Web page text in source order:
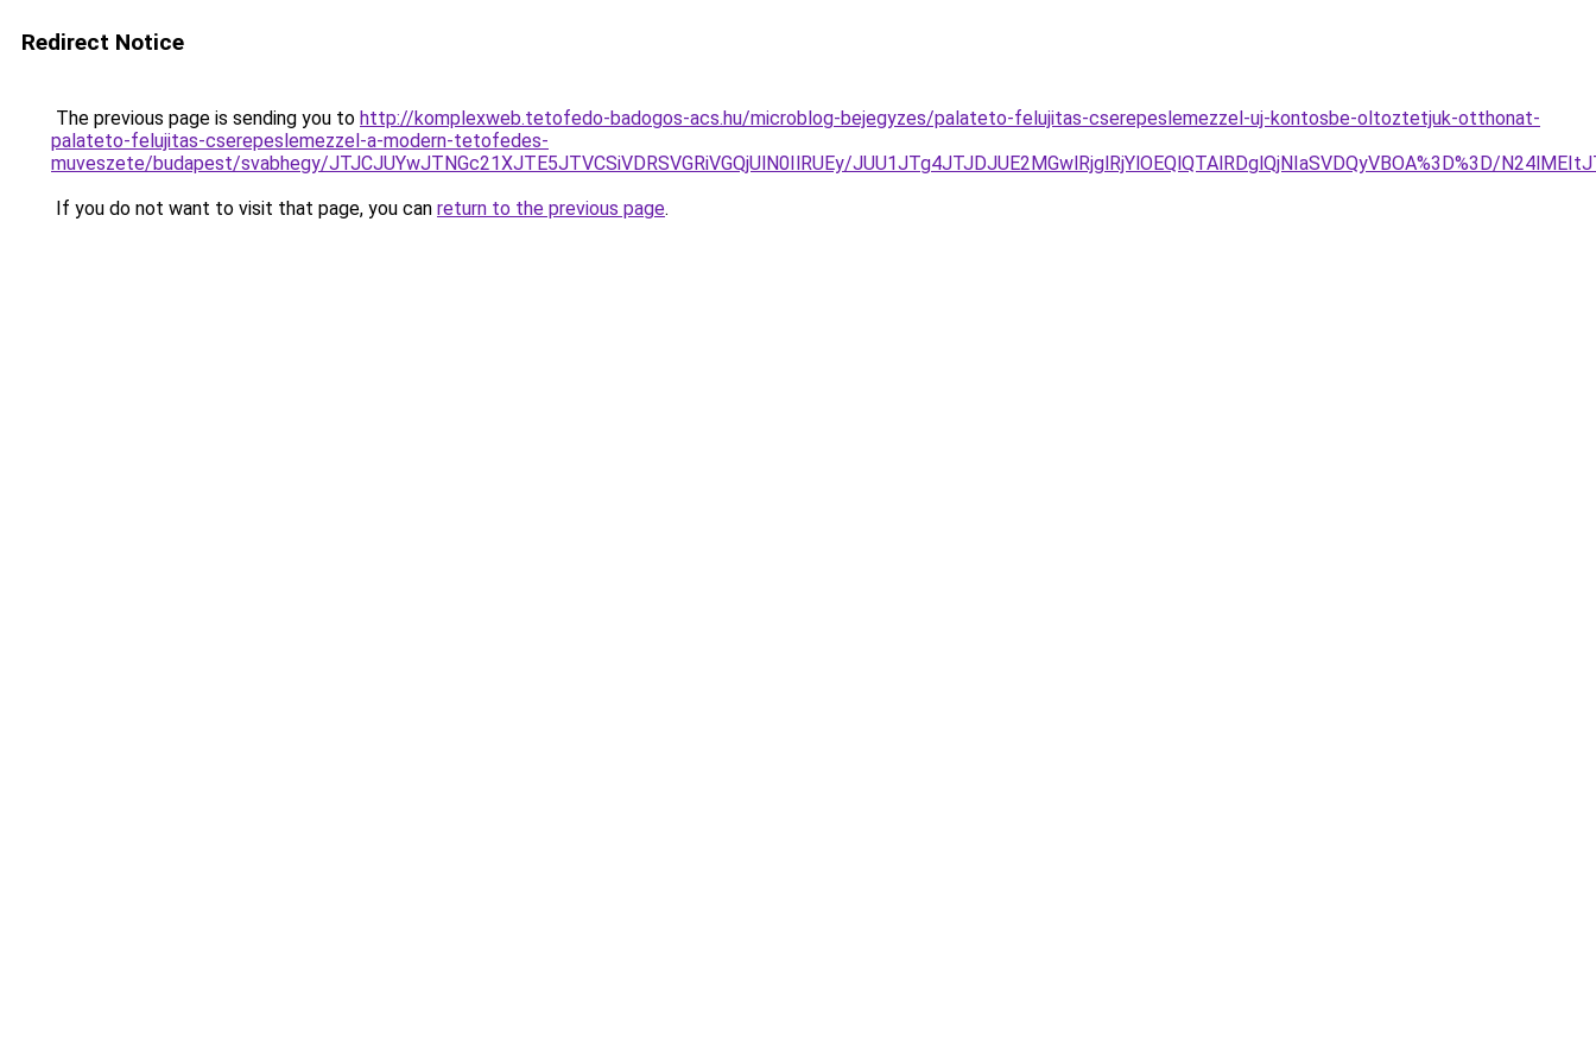
Redirect Notice
The previous page is sending you to http://komplexweb.tetofedo-badogos-acs.hu/microblog-bejegyzes/palateto-felujitas-cserepeslemezzel-uj-kontosbe-oltoztetjuk-otthonat-
palateto-felujitas-cserepeslemezzel-a-modern-tetofedes-
muveszete/budapest/svabhegy/JTJCJUYwJTNGc21XJTE5JTVCSiVDRSVGRiVGQjUlN0IlRUEy/JUU1JTg4JTJDJUE2MGwlRjglRjYlOEQlQTAlRDglQjNIaSVDQyVBOA%3D%3D/
If you do not want to visit that page, you can return to the previous page.